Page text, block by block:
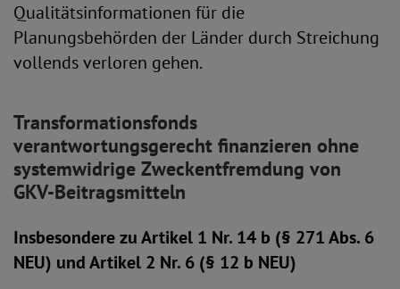
Qualitätsinformationen für die
Planungsbehörden der Länder durch Streichung
vollends verloren gehen.
Transformationsfonds
verantwortungsgerecht finanzieren ohne
systemwidrige Zweckentfremdung von
GKV-Beitragsmitteln
Insbesondere zu Artikel 1 Nr. 14 b (§ 271 Abs. 6
NEU) und Artikel 2 Nr. 6 (§ 12 b NEU)